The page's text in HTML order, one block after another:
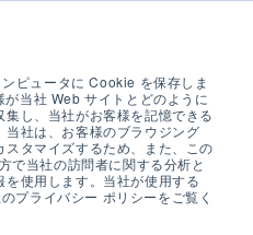
ピュータに Cookie を保存しま
当社 Web サイトとどのように
し、当社がお客様を記憶できる
社は、お客様のブラウジング
タマイズするため、また、この
で当社の訪問者に関する分析と
使用します。当社が使用する
プライバシー ポリシーをご覧く
エク